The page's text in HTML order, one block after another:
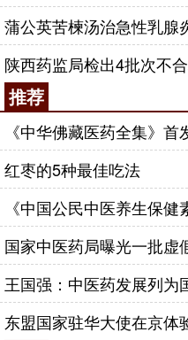
蒲公英苦楝汤治急性乳腺
陕西药监局检出4批次不
推荐
《中华佛藏医药全集》首
红枣的5种最佳吃法
《中国公民中医养生保
国家中医药局曝光一批虚
王国强：中医药发展列为
东盟国家驻华大使在京体